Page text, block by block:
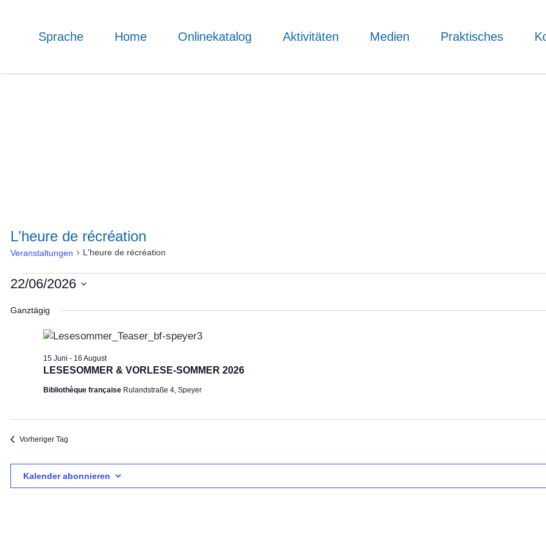
Sprache Home Onlinekatalog Aktivitäten Medien Praktisches
L'heure de récréation
Veranstaltungen L'heure de récréation
Veranstaltungen
für
Juni
22/06/2026
wählen.
Ganztägig
LESESOMMER & VORLESE-SOMMER 2026
15 Juni - 16 August
Bibliothèque française Rulandstraße 4, Speyer
Vorheriger Tag
Kalender abonnieren